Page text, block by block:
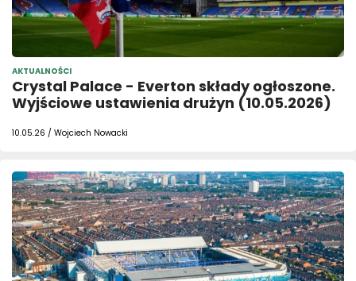
AKTUALNOŚCI
Crystal Palace - Everton składy ogłoszone.
Wyjściowe ustawienia drużyn (10.05.2026)
10.05.26 / Wojciech Nowacki